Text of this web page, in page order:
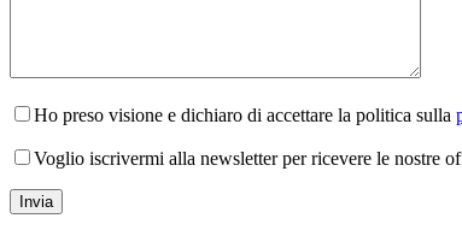
Ho preso visione e dichiaro di accettare la politica sulla
Voglio iscrivermi alla newsletter per ricevere le nostre